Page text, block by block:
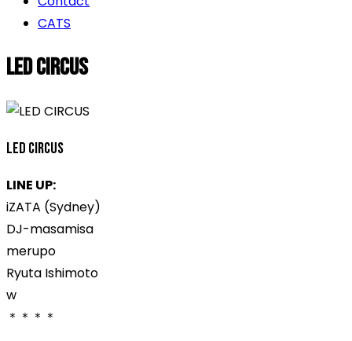
CATS
LED CIRCUS
LED CIRCUS
LINE UP:
iZATA (Sydney)
DJ-masamisa
merupo
Ryuta Ishimoto
w
＊＊＊＊